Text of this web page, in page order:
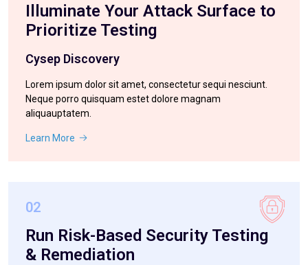
Illuminate Your Attack Surface to
Prioritize Testing
Cysep Discovery
Lorem ipsum dolor sit amet, consectetur sequi nesciunt.
Neque porro quisquam estet dolore magnam
aliquauptatem.
Learn More
02
Run Risk-Based Security Testing
& Remediation